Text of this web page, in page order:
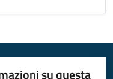
su questa